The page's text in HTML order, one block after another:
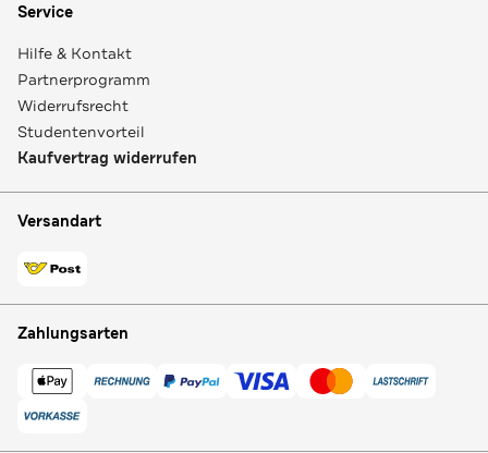
Service
Hilfe & Kontakt
Partnerprogramm
Widerrufsrecht
Studentenvorteil
Kaufvertrag widerrufen
Versandart
Zahlungsarten